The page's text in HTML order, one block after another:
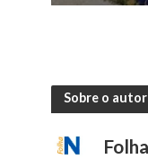
Sobre o autor